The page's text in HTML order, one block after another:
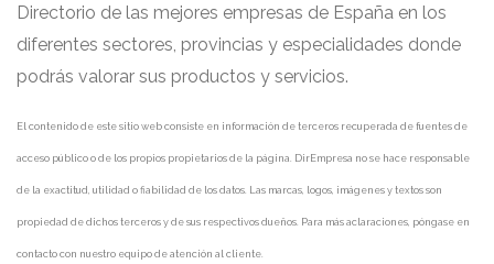
Directorio de las mejores empresas de España en los
diferentes sectores, provincias y especialidades donde
podrás valorar sus productos y servicios.
El contenido de este sitio web consiste en información de terceros recuperada de fuentes de
acceso público o de los propios propietarios de la página. DirEmpresa no se hace responsable
de la exactitud, utilidad o fiabilidad de los datos. Las marcas, logos, imágenes y textos son
propiedad de dichos terceros y de sus respectivos dueños. Para más aclaraciones, póngase en
contacto con nuestro equipo de atención al cliente.